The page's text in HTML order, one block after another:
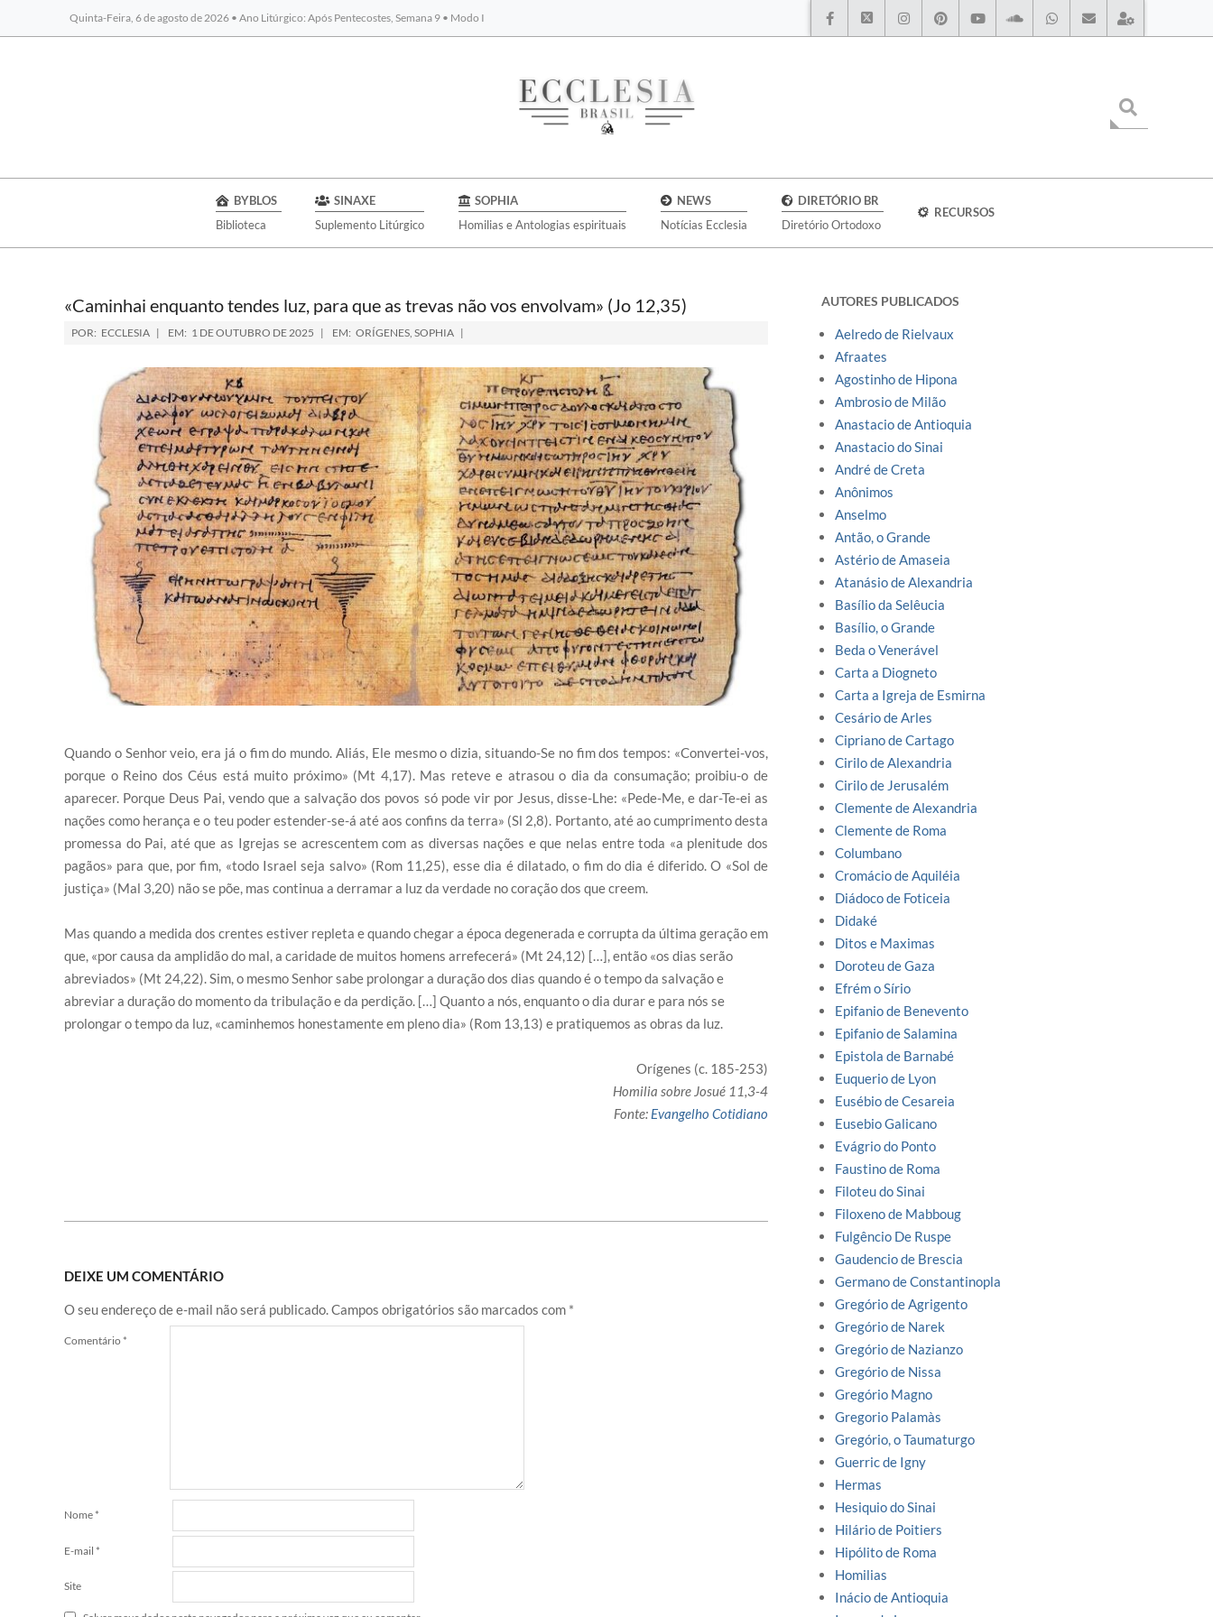
Quinta-Feira, 6 de agosto de 2026 • Ano Litúrgico: Após Pentecostes, Semana 9 • Modo I
BYBLOS
BYBLOS
Biblioteca
SINAXE
Suplemento Litúrgico
SOPHIA
Homilias e Antologias espirituais
NEWS
Notícias Ecclesia
DIRETÓRIO BR
Diretório Ortodoxo
RECURSOS
«Caminhai enquanto tendes luz, para que as trevas não vos envolvam» (Jo 12,35)
POR: ECCLESIA EM: 1 DE OUTUBRO DE 2025 EM: ORÍGENES, SOPHIA
Quando o Senhor veio, era já o fim do mundo. Aliás, Ele mesmo o dizia, situando-Se no fim dos tempos: «Convertei-vos,
porque o Reino dos Céus está muito próximo» (Mt 4,17). Mas reteve e atrasou o dia da consumação; proibiu-o de
aparecer. Porque Deus Pai, vendo que a salvação dos povos só pode vir por Jesus, disse-Lhe: «Pede-Me, e dar-Te-ei as
nações como herança e o teu poder estender-se-á até aos confins da terra» (Sl 2,8). Portanto, até ao cumprimento desta
promessa do Pai, até que as Igrejas se acrescentem com as diversas nações e que nelas entre toda «a plenitude dos
pagãos» para que, por fim, «todo Israel seja salvo» (Rom 11,25), esse dia é dilatado, o fim do dia é diferido. O «Sol de
justiça» (Mal 3,20) não se põe, mas continua a derramar a luz da verdade no coração dos que creem.
Mas quando a medida dos crentes estiver repleta e quando chegar a época degenerada e corrupta da última geração em
que, «por causa da amplidão do mal, a caridade de muitos homens arrefecerá» (Mt 24,12) […], então «os dias serão
abreviados» (Mt 24,22). Sim, o mesmo Senhor sabe prolongar a duração dos dias quando é o tempo da salvação e
abreviar a duração do momento da tribulação e da perdição. […] Quanto a nós, enquanto o dia durar e para nós se
prolongar o tempo da luz, «caminhemos honestamente em pleno dia» (Rom 13,13) e pratiquemos as obras da luz.
Orígenes (c. 185-253)
Homilia sobre Josué 11,3-4
Fonte: Evangelho Cotidiano
DEIXE UM COMENTÁRIO
O seu endereço de e-mail não será publicado.Campos obrigatórios são marcados com *
Comentário *
Nome *
E-mail *
Site
AUTORES PUBLICADOS
Aelredo de Rielvaux
Afraates
Agostinho de Hipona
Ambrosio de Milão
Anastacio de Antioquia
Anastacio do Sinai
André de Creta
Anônimos
Anselmo
Antão, o Grande
Astério de Amaseia
Atanásio de Alexandria
Basílio da Selêucia
Basílio, o Grande
Beda o Venerável
Carta a Diogneto
Carta a Igreja de Esmirna
Cesário de Arles
Cipriano de Cartago
Cirilo de Alexandria
Cirilo de Jerusalém
Clemente de Alexandria
Clemente de Roma
Columbano
Cromácio de Aquiléia
Diádoco de Foticeia
Didaké
Ditos e Maximas
Doroteu de Gaza
Efrém o Sírio
Epifanio de Benevento
Epifanio de Salamina
Epistola de Barnabé
Euquerio de Lyon
Eusébio de Cesareia
Eusebio Galicano
Evágrio do Ponto
Faustino de Roma
Filoteu do Sinai
Filoxeno de Mabboug
Fulgêncio De Ruspe
Gaudencio de Brescia
Germano de Constantinopla
Gregório de Agrigento
Gregório de Narek
Gregório de Nazianzo
Gregório de Nissa
Gregório Magno
Gregorio Palamàs
Gregório, o Taumaturgo
Guerric de Igny
Hermas
Hesiquio do Sinai
Hilário de Poitiers
Hipólito de Roma
Homilias
Inácio de Antioquia